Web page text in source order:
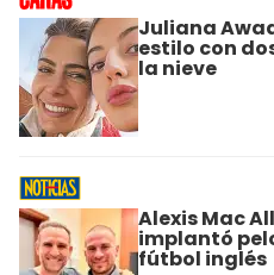
Juliana
estilo con
la nieve
Alexis Mac
implantó
fútbol inglés